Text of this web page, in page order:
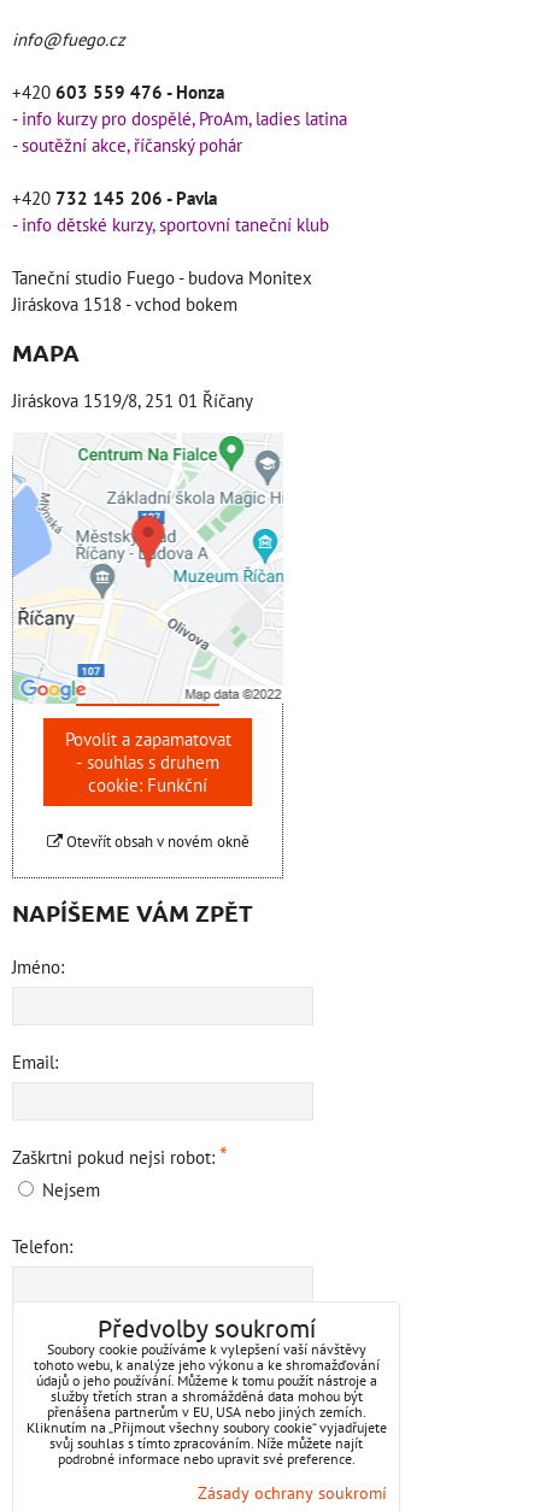
info@fuego.cz
+420 603 559 476 - Honza
- info kurzy pro dospělé, ProAm, ladies latina
- soutěžní akce, říčanský pohár
+420 732 145 206 - Pavla
- info dětské kurzy, sportovní taneční klub
Taneční studio Fuego - budova Monitex
Jiráskova 1518 - vchod bokem
MAPA
Jiráskova 1519/8, 251 01 Říčany
Externí obsah je
blokován Volbami
soukromí
Přejete si načíst externí
obsah?
Povolit jednou
Povolit a zapamatovat
- souhlas s druhem
cookie: Funkční
Otevřít obsah v novém okně
NAPÍŠEME VÁM ZPĚT
Jméno:
Email:
Zaškrtni pokud nejsi robot: *
Nejsem
Telefon:
Váš vzkaz: Předvolby soukromí
Soubory cookie používáme k vylepšení vaší návštěvy
tohoto webu, k analýze jeho výkonu a ke shromažďování
údajů o jeho používání. Můžeme k tomu použít nástroje a
služby třetích stran a shromážděná data mohou být
přenášena partnerům v EU, USA nebo jiných zemích.
Kliknutím na „Přijmout všechny soubory cookie“ vyjadřujete
svůj souhlas s tímto zpracováním. Níže můžete najít
podrobné informace nebo upravit své preference.
Zásady ochrany soukromí